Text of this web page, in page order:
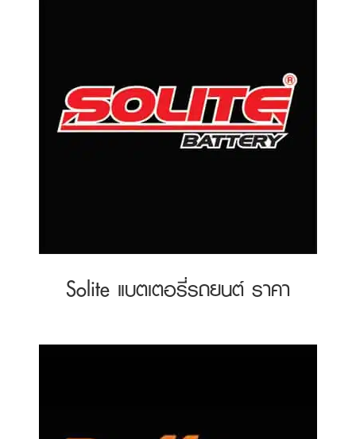
Solite แบตเตอรี่รถยนต์ ราคา